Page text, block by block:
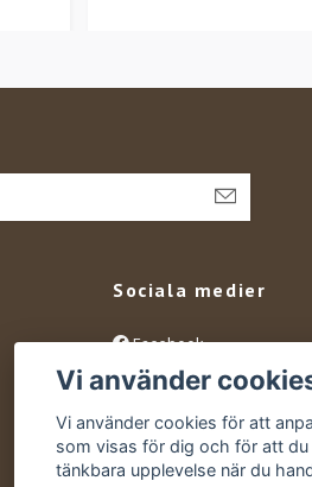
Sociala medier
Facebook
Instagram
YouTube
Vi använder
Vi använder cookies för att
som visas för dig och för att du
tänkbara upplevelse när du